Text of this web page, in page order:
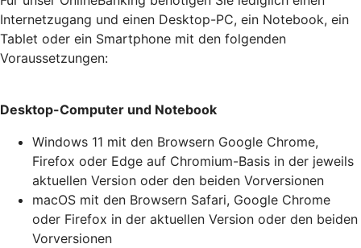
Internetzugang und einen Desktop-PC, ein Notebook, ein
Tablet oder ein Smartphone mit den folgenden
Voraussetzungen:
Desktop-Computer und Notebook
Windows 11 mit den Browsern Google Chrome,
Firefox oder Edge auf Chromium-Basis in der jeweils
aktuellen Version oder den beiden Vorversionen
macOS mit den Browsern Safari, Google Chrome
oder Firefox in der aktuellen Version oder den beiden
Vorversionen